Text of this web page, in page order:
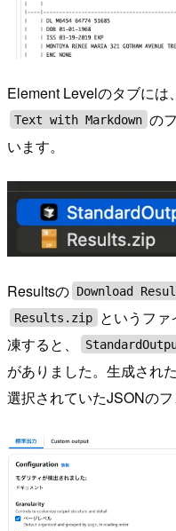
Element Levelのタブには
Text with Markdown の
います。
Resultsの Download
Results.zip
というフ
凍すると、
がありました。生成され
選択されていたJSONのフ